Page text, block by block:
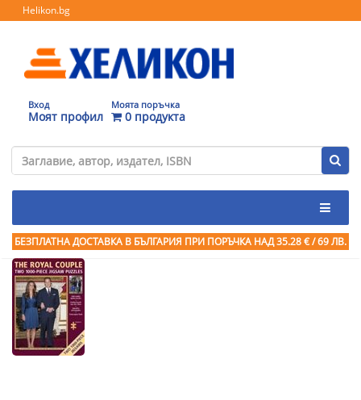
Helikon.bg
Вход
Моят профил
Моята поръчка
0 продукта
БЕЗПЛАТНА ДОСТАВКА В БЪЛГАРИЯ ПРИ ПОРЪЧКА НАД 35.28 € / 69 ЛВ.